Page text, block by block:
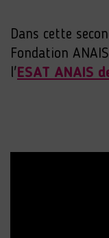
Dans cette
Fondation
l'ESAT ANAIS